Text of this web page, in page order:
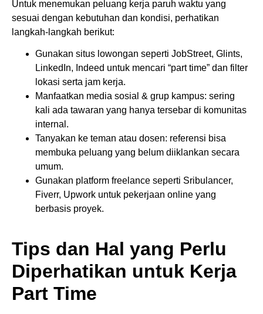
Untuk menemukan peluang kerja paruh waktu yang
sesuai dengan kebutuhan dan kondisi, perhatikan
langkah-langkah berikut:
Gunakan situs lowongan seperti JobStreet, Glints,
LinkedIn, Indeed untuk mencari “part time” dan filter
lokasi serta jam kerja.
Manfaatkan media sosial & grup kampus: sering
kali ada tawaran yang hanya tersebar di komunitas
internal.
Tanyakan ke teman atau dosen: referensi bisa
membuka peluang yang belum diiklankan secara
umum.
Gunakan platform freelance seperti Sribulancer,
Fiverr, Upwork untuk pekerjaan online yang
berbasis proyek.
Tips dan Hal yang Perlu
Diperhatikan untuk Kerja
Part Time